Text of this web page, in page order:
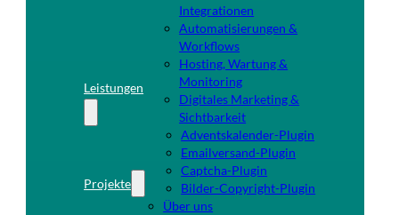
Leistungen
Integrationen
Automatisierungen &
Workflows
Hosting, Wartung &
Monitoring
Digitales Marketing &
Sichtbarkeit
Projekte
Adventskalender-Plugin
Emailversand-Plugin
Captcha-Plugin
Bilder-Copyright-Plugin
Über uns